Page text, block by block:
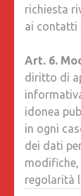
richiesta
ai contatti
Art. 6.
diritto di
idonea
in ogni
dei dati
regolarità